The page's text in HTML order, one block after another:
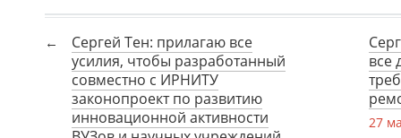
Сергей Тен: прилагаю все
усилия, чтобы разработанный
совместно с ИРНИТУ
законопроект по развитию
инновационной активности
все
27